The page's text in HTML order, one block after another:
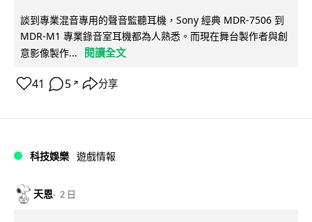
談到專業混音專用的聲音監聽耳機，Sony 經典 MDR-7506 到
MDR-M1 專業錄音室耳機都為人熟悉。而現在舞台製作者與創
意影像製作...
閱讀全文
41 5 ↗ 分享
科技娛樂 遊戲情報
天恩 2 日